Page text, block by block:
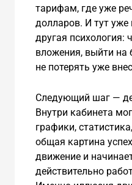
тарифам, где уже
долларов. И тут уже
другая психология:
вложения, выйти на
не потерять уже
Следующий шаг —
Внутри кабинета
графики,
общая картина
движение и
действительно